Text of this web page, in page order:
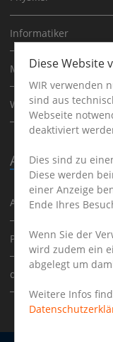
Informatiker
Mathematiker
Werkstudent
Ausbildung
Ausbildung
Praktikum
duales Studium
Diese Website
WIR verwenden
sind aus
Webseite
deaktiviert
Dies sind zu
Diese werden
einer Anzeige
Ende Ihres
Wenn Sie der
wird zudem ein
abgelegt um
Weitere Infos